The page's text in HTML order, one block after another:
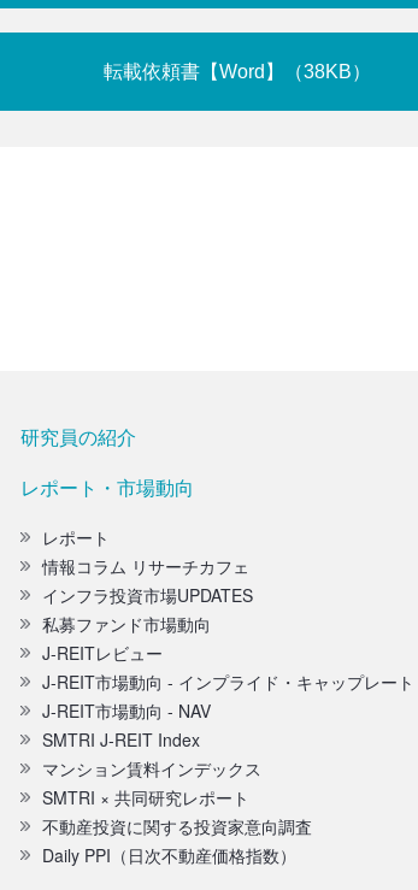
転載依頼書【Word】（38KB）
研究員の紹介
レポート・市場動向
レポート
情報コラム リサーチカフェ
インフラ投資市場UPDATES
私募ファンド市場動向
J-REITレビュー
J-REIT市場動向 - インプライド・キャップレート
J-REIT市場動向 - NAV
SMTRI J-REIT Index
マンション賃料インデックス
SMTRI × 共同研究レポート
不動産投資に関する投資家意向調査
Daily PPI（日次不動産価格指数）